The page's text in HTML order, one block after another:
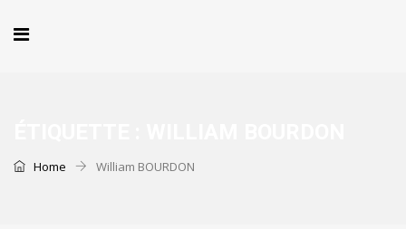
Home William BOURDON